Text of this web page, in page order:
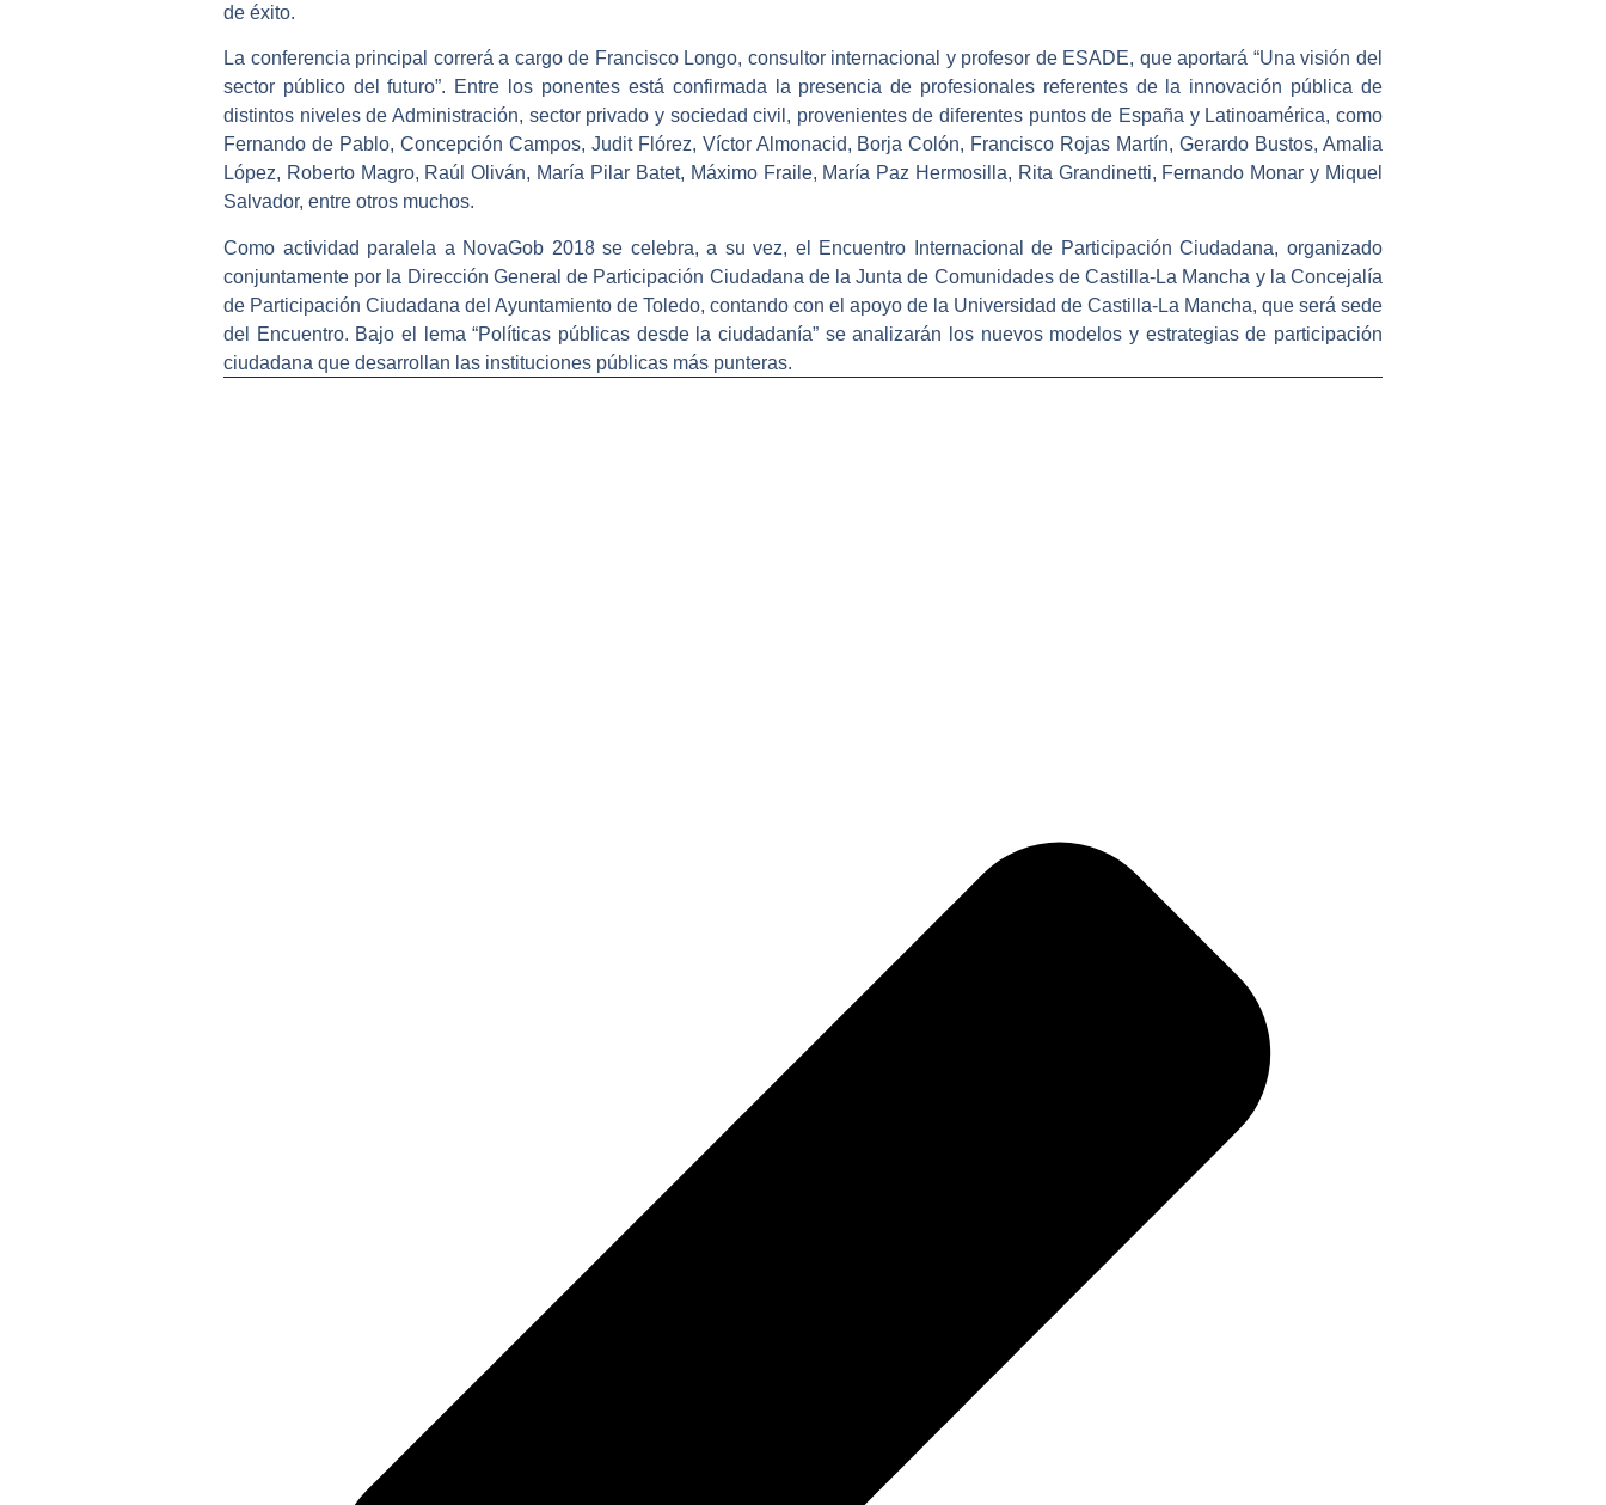
de éxito.
La conferencia principal correrá a cargo de Francisco Longo, consultor internacional y profesor de ESADE, que aportará “Una visión del
sector público del futuro”. Entre los ponentes está confirmada la presencia de profesionales referentes de la innovación pública de
distintos niveles de Administración, sector privado y sociedad civil, provenientes de diferentes puntos de España y Latinoamérica, como
Fernando de Pablo, Concepción Campos, Judit Flórez, Víctor Almonacid, Borja Colón, Francisco Rojas Martín, Gerardo Bustos, Amalia
López, Roberto Magro, Raúl Oliván, María Pilar Batet, Máximo Fraile, María Paz Hermosilla, Rita Grandinetti, Fernando Monar y Miquel
Salvador, entre otros muchos.
Como actividad paralela a NovaGob 2018 se celebra, a su vez, el Encuentro Internacional de Participación Ciudadana, organizado
conjuntamente por la Dirección General de Participación Ciudadana de la Junta de Comunidades de Castilla-La Mancha y la Concejalía
de Participación Ciudadana del Ayuntamiento de Toledo, contando con el apoyo de la Universidad de Castilla-La Mancha, que será sede
del Encuentro. Bajo el lema “Políticas públicas desde la ciudadanía” se analizarán los nuevos modelos y estrategias de participación
ciudadana que desarrollan las instituciones públicas más punteras.